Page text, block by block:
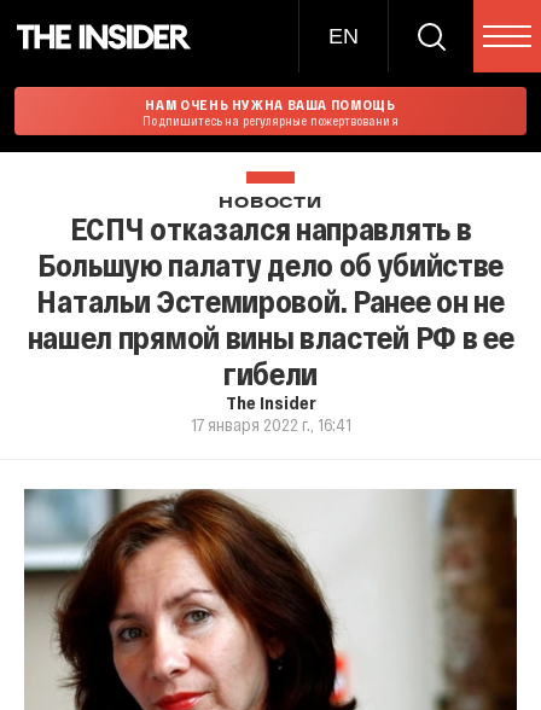
EN
НАМ ОЧЕНЬ НУЖНА ВАША ПОМОЩЬ
Подпишитесь на регулярные пожертвования
НОВОСТИ
ЕСПЧ отказался направлять в
Большую палату дело об убийстве
Натальи Эстемировой. Ранее он не
нашел прямой вины властей РФ в ее
гибели
The Insider
17 января 2022 г., 16:41